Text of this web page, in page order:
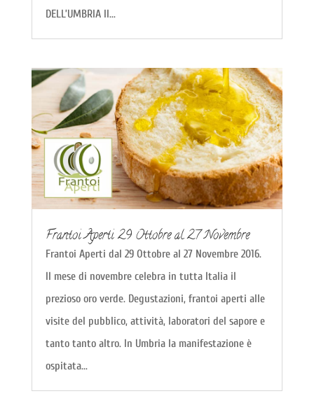
DELL’UMBRIA Il...
Frantoi Aperti 29 Ottobre al 27 Novembre
Frantoi Aperti dal 29 Ottobre al 27 Novembre 2016.
Il mese di novembre celebra in tutta Italia il
prezioso oro verde. Degustazioni, frantoi aperti alle
visite del pubblico, attività, laboratori del sapore e
tanto tanto altro. In Umbria la manifestazione è
ospitata...